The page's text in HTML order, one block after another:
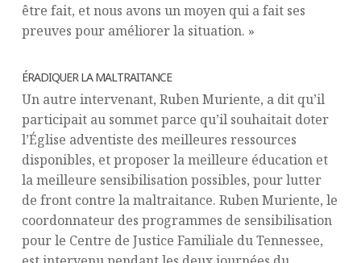
être fait, et nous avons un moyen qui a fait ses
preuves pour améliorer la situation. »
ÉRADIQUER LA MALTRAITANCE
Un autre intervenant, Ruben Muriente, a dit qu’il
participait au sommet parce qu’il souhaitait doter
l’Église adventiste des meilleures ressources
disponibles, et proposer la meilleure éducation et
la meilleure sensibilisation possibles, pour lutter
de front contre la maltraitance. Ruben Muriente, le
coordonnateur des programmes de sensibilisation
pour le Centre de Justice Familiale du Tennessee,